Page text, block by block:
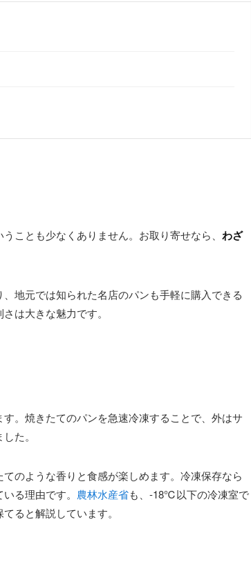
ことも少なくありません。お取り寄せなら、 わざ
地元では知られた名店のパンも手軽に購入できる
は大きな魅力です。
。焼きたてのパンを急速冷凍することで、外はサ
た。
のような香りと食感が楽しめます。冷凍保存なら
る理由です。 農林水産省も、-18℃以下の冷凍室で
ると解説しています。